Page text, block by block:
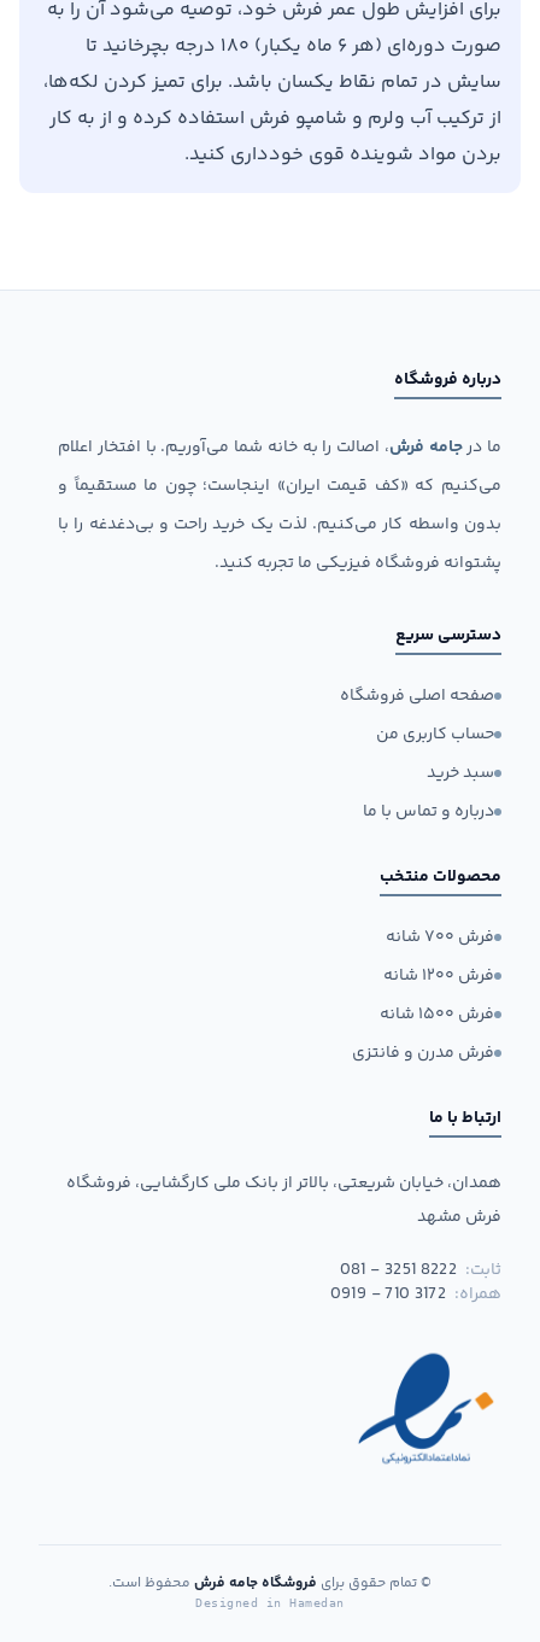
برای افزایش طول عمر فرش خود، توصیه می‌شود آن را به
صورت دوره‌ای (هر ۶ ماه یکبار) ۱۸۰ درجه بچرخانید تا
سایش در تمام نقاط یکسان باشد. برای تمیز کردن لکه‌ها،
از ترکیب آب ولرم و شامپو فرش استفاده کرده و از به کار
بردن مواد شوینده قوی خودداری کنید.
درباره فروشگاه
ما درجامه فرش، اصالت را به خانه شما می‌آوریم. با افتخار اعلام
می‌کنیم که «کف قیمت ایران» اینجاست؛ چون ما مستقیماً و
بدون واسطه کار می‌کنیم. لذت یک خرید راحت و بی‌دغدغه را با
پشتوانه فروشگاه فیزیکی ما تجربه کنید.
دسترسی سریع
صفحه اصلی فروشگاه
حساب کاربری من
سبد خرید
درباره و تماس با ما
محصولات منتخب
فرش ۷۰۰ شانه
فرش ۱۲۰۰ شانه
فرش ۱۵۰۰ شانه
فرش مدرن و فانتزی
ارتباط با ما
همدان، خیابان شریعتی، بالاتر از بانک ملی کارگشایی، فروشگاه
فرش مشهد
ثابت: 081 - 3251 8222
همراه: 0919 - 710 3172
© تمام حقوق برای فروشگاه جامه فرش محفوظ است.
Designed in Hamedan